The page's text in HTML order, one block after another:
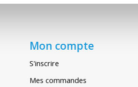
Mon compte
S'inscrire
Mes commandes